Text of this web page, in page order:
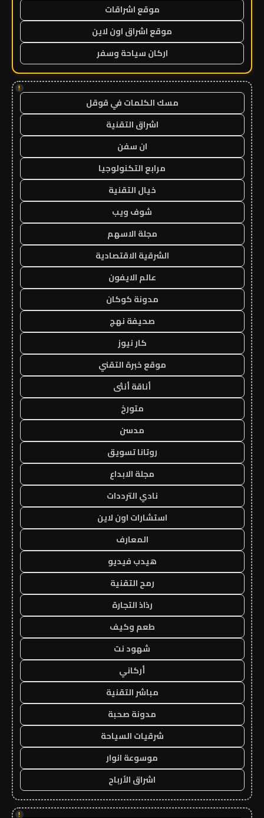
موقع اشراقات
موقع اشراق اون لاين
اركان سياحة وسفر
!
مسك الكلمات في قوقل
اشراق التقنية
ان سفن
مرابع التكنولوجيا
خيال التقنية
شوف ويب
مجلة الاسهم
الشرقية الاقتصادية
عالم الايفون
مدونة كوكان
صحيفة نهج
كار نيوز
موقع خبرة التقني
أناقة أنثى
متورخ
مدسن
روتانا تسويق
مجلة الابداع
نادي الترددات
استشارات اون لاين
المعارف
هيدب فيديو
رمح التقنية
رذاذ التجارة
طعم وكيف
شهود نت
أركاني
مباشر التقنية
مدونة صحبة
شرقيات السياحة
موسوعة انوار
اشراق الأرباح
!